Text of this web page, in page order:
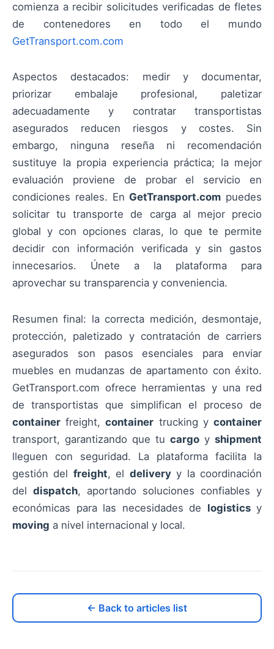
comienza a recibir solicitudes verificadas de fletes
de contenedores en todo el mundo
GetTransport.com.com
Aspectos destacados: medir y documentar,
priorizar embalaje profesional, paletizar
adecuadamente y contratar transportistas
asegurados reducen riesgos y costes. Sin
embargo, ninguna reseña ni recomendación
sustituye la propia experiencia práctica; la mejor
evaluación proviene de probar el servicio en
condiciones reales. En GetTransport.com puedes
solicitar tu transporte de carga al mejor precio
global y con opciones claras, lo que te permite
decidir con información verificada y sin gastos
innecesarios. Únete a la plataforma para
aprovechar su transparencia y conveniencia.
Resumen final: la correcta medición, desmontaje,
protección, paletizado y contratación de carriers
asegurados son pasos esenciales para enviar
muebles en mudanzas de apartamento con éxito.
GetTransport.com ofrece herramientas y una red
de transportistas que simplifican el proceso de
container freight,container trucking ycontainer
transport, garantizando que tu cargo y shipment
lleguen con seguridad. La plataforma facilita la
gestión del freight, el deliveryy la coordinación
del dispatch, aportando soluciones confiables y
económicas para las necesidades de logisticsy
moving a nivel internacional y local.
← Back to articles list